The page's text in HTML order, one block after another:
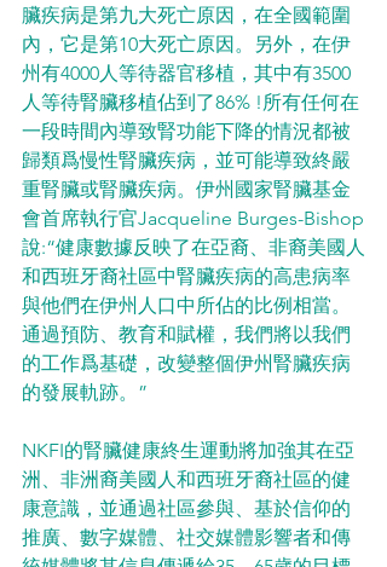
臟疾病是第九大死亡原因，在全國範圍
內，它是第10大死亡原因。另外，在伊
州有4000人等待器官移植，其中有3500
人等待腎臟移植佔到了86% !所有任何在
一段時間內導致腎功能下降的情況都被
歸類爲慢性腎臟疾病，並可能導致終嚴
重腎臟或腎臟疾病。伊州國家腎臟基金
會首席執行官Jacqueline Burges-Bishop
說:“健康數據反映了在亞裔、非裔美國人
和西班牙裔社區中腎臟疾病的高患病率
與他們在伊州人口中所佔的比例相當。
通過預防、教育和賦權，我們將以我們
的工作爲基礎，改變整個伊州腎臟疾病
的發展軌跡。”
NKFI的腎臟健康終生運動將加強其在亞
洲、非洲裔美國人和西班牙裔社區的健
康意識，並通過社區參與、基於信仰的
推廣、數字媒體、社交媒體影響者和傳